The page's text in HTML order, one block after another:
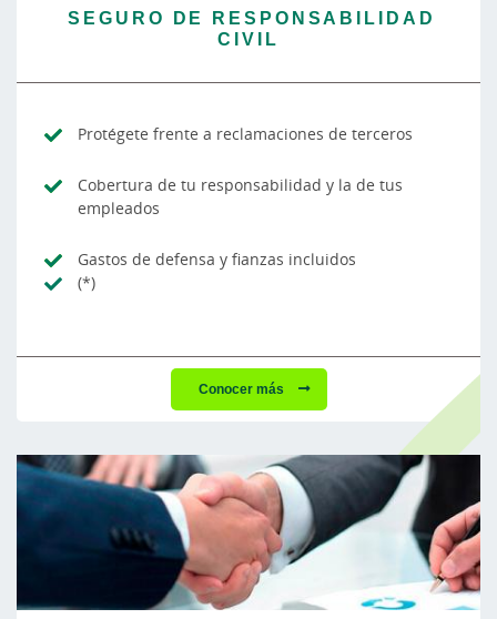
SEGURO DE RESPONSABILIDAD
CIVIL
Protégete frente a reclamaciones de terceros
Cobertura de tu responsabilidad y la de tus
empleados
Gastos de defensa y fianzas incluidos
(*)
Conocer más